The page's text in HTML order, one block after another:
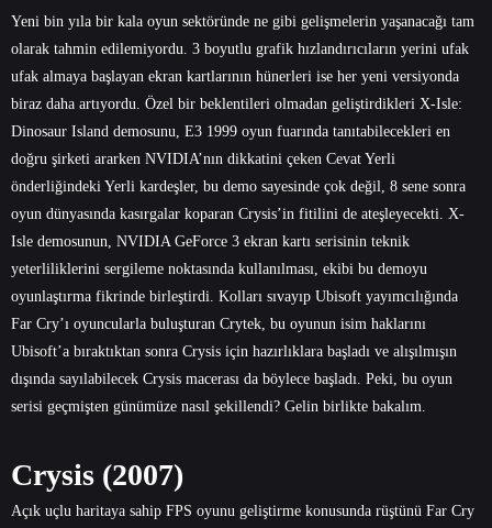
Yeni bin yıla bir kala oyun sektöründe ne gibi gelişmelerin yaşanacağı tam
olarak tahmin edilemiyordu. 3 boyutlu grafik hızlandırıcıların yerini ufak
ufak almaya başlayan ekran kartlarının hünerleri ise her yeni versiyonda
biraz daha artıyordu. Özel bir beklentileri olmadan geliştirdikleri X-Isle:
Dinosaur Island demosunu, E3 1999 oyun fuarında tanıtabilecekleri en
doğru şirketi ararken NVIDIA’nın dikkatini çeken Cevat Yerli
önderliğindeki Yerli kardeşler, bu demo sayesinde çok değil, 8 sene sonra
oyun dünyasında kasırgalar koparan Crysis’in fitilini de ateşleyecekti. X-
Isle demosunun, NVIDIA GeForce 3 ekran kartı serisinin teknik
yeterliliklerini sergileme noktasında kullanılması, ekibi bu demoyu
oyunlaştırma fikrinde birleştirdi. Kolları sıvayıp Ubisoft yayımcılığında
Far Cry’ı oyuncularla buluşturan Crytek, bu oyunun isim haklarını
Ubisoft’a bıraktıktan sonra Crysis için hazırlıklara başladı ve alışılmışın
dışında sayılabilecek Crysis macerası da böylece başladı. Peki, bu oyun
serisi geçmişten günümüze nasıl şekillendi? Gelin birlikte bakalım.
Crysis (2007)
Açık uçlu haritaya sahip FPS oyunu geliştirme konusunda rüştünü Far Cry